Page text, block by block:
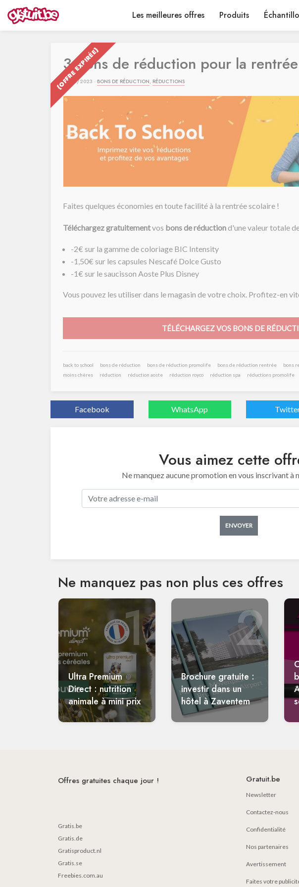
Les meilleures offres Produits
{OFFRE EXPIRÉE}
3 bons de réduction pour la rentrée
07/09/2023 · BONS DE RÉDUCTION, RÉDUCTIONS
Faites quelques économies en toute facilité à la rentrée scolaire !
Téléchargez gratuitementvos bons de réductiond'une valeur totale
-2€ sur la gamme de coloriage BIC Intensity
-1,50€ sur les capsules Nescafé Dolce Gusto
-1€ sur le saucisson Aoste Plus Disney
Vous pouvez les utiliser dans le magasin de votre choix. Profitez-en
TÉLÉCHARGEZ VOS BONS DE
back to school bons de réduction bons de réduction promolife bons de réduction rentrée bons
moins chères
réduction réduction aoste réduction royco réduction spa réductions promolife
Facebook WhatsApp
Vous aimez cette
Ne manquez aucune promotion en vous inscrivant à
ENVOYER
Ne manquez pas non plus ces offres
1
Ultra Premium
Direct : nutrition
animale à mini prix
2
Brochure gratuite :
investir dans un
hôtel à Zaventem
Offres gratuites chaque jour !
Gratis.be
Gratis.de
Gratisproduct.nl
Gratis.se
Freebies.com.au
Gratuit.be
Newsletter
Contactez-nous
Confidentialité
Nos partenaires
Avertissement
Faites votre